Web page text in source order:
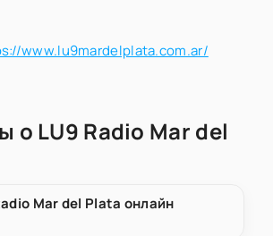
www.lu9mardelplata.com.ar/
о LU9 Radio Mar del
Mar del Plata онлайн